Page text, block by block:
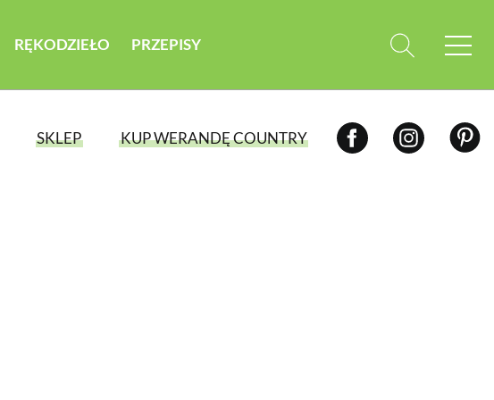
RĘKODZIEŁO PRZEPISY
SKLEP KUP WERANDĘ COUNTRY